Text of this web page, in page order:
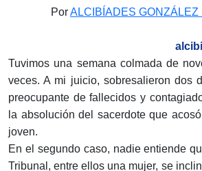
PorALCIBÍADES GONZÁLEZ
Tuvimos una semana colmada de
veces. A mi juicio, sobresalieron dos
preocupante de fallecidos y
la absolución del sacerdote que
joven.
En el segundo caso, nadie entiende
Tribunal, entre ellos una mujer, se